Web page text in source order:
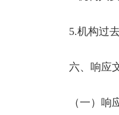
5.机构过去
六、响应
（一）响应